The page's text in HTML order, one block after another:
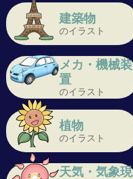
建築物
のイラスト
メカ・機械装
置
のイラスト
植物
のイラスト
天気・気象現